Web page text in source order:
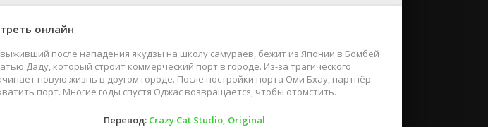
онлайн
после нападения якудзы на школу самураев, бежит из Японии в Бомбей
Даду, который строит коммерческий порт в городе. Из-за трагического
новую жизнь в другом городе. После постройки порта Оми Бхау, партнёр
порт. Многие годы спустя Оджас возвращается, чтобы отомстить.
Перевод: Crazy Cat Studio, Original